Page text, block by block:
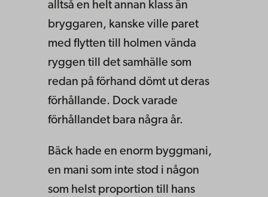
alltså en helt annan klass än
bryggaren, kanske ville paret
med flytten till holmen vända
ryggen till det samhälle som
redan på förhand dömt ut deras
förhållande. Dock varade
förhållandet bara några år.
Bäck hade en enorm byggmani,
en mani som inte stod i någon
som helst proportion till hans